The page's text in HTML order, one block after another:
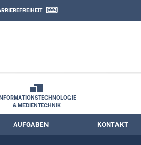
und Kontaktformular
& MEDIENTECHNIK
AUFGABEN KONTAKT